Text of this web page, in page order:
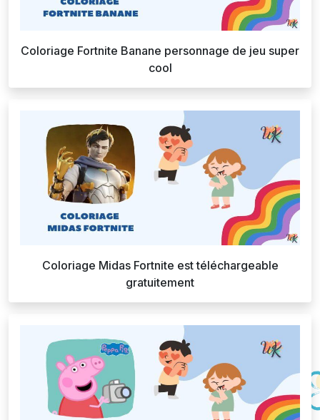
Coloriage Fortnite Banane personnage de jeu super
cool
Coloriage Midas Fortnite est téléchargeable
gratuitement